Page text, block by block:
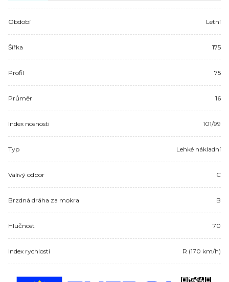
Období Letní
Šířka 175
Profil 75
Průměr 16
Index nosnosti 101/99
Typ Lehké nákladní
Valivý odpor C
Brzdná dráha za mokra B
Hlučnost 70
Index rychlosti R (170 km/h)